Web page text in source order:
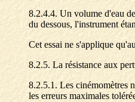
8.2.4.4. Un volume d'eau
du dessous, l'instrument
Cet essai ne s'applique
8.2.5. La résistance aux
8.2.5.1. Les cinémomètres
les erreurs maximales